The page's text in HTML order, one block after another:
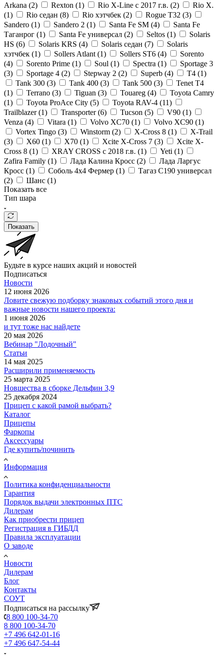
Arkana (2) Rexton (1) Rio X-Line c 2017 г.в. (2)
Rio X.
(1) Rio седан (8) Rio хэтчбек (2) Rogue T32 (3)
Sandero (1) Sandero 2 (1) Santa Fe SM (4)
Santa Fe
Таганрог (1) Santa Fe универсал (2) Seltos (1)
Solaris
HS (6) Solaris KRS (4) Solaris седан (7)
Solaris
хэтчбек (1) Sollers Atlant (1) Sollers ST6 (4)
Sorento
(4) Sorento Prime (1) Soul (1) Spectra (1)
Sportage 3
(3) Sportage 4 (2) Stepway 2 (2) Superb (4) T4 (1)
Tank 300 (3) Tank 400 (3) Tank 500 (3)
Tenet T4
(1) Terrano (3) Tiguan (3) Touareg (4)
Toyota Camry
(1) Toyota ProAce City (5) Toyota RAV-4 (11)
Trailblazer (1) Transporter (6) Tucson (5) V90 (1)
Venza (4) Vitara (1) Volvo XC70 (1) Volvo XC90 (1)
Vortex Tingo (3) Winstorm (2) X-Cross 8 (1)
X-Trail
(3) X60 (1) X70 (1) Xcite X-Cross 7 (3)
Xcite X-
Cross 8 (1) XRAY CROSS с 2018 г.в. (1) Yeti (1)
Zafira Family (1) Лада Калина Кросс (2)
Лада Ларгус
Кросс (1) Соболь 4х4 Фермер (1)
Тагаз С190 универсал
(2) Шанс (1)
Показать все
Тип шара
Показать
Будьте в курсе наших акций и новостей
Подписаться
Новости
12 июня 2026
Ловите свежую подборку знаковых событий этого дня и
важные новости нашего проекта:
1 июня 2026
и тут тоже нас найдете
20 мая 2026
Вебинар "Лодочный"
Статьи
14 мая 2025
Расширили применяемость
25 марта 2025
Новшества в сборке Дельфин 3,9
25 декабря 2024
Прицеп с какой рамой выбрать?
Каталог
Прицепы
Фаркопы
Аксессуары
Где купить/починить
Информация
Политика конфиденциальности
Гарантия
Порядок выдачи электронных ПТС
Дилерам
Как приобрести прицеп
Регистрация в ГИБДД
Правила эксплуатации
О заводе
Новости
Дилерам
Блог
Контакты
СОУТ
Подписаться на рассылку
8 800 100-34-70
8 800 100-34-70
+7 496 642-01-16
+7 496 647-54-44